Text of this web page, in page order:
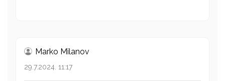
Marko Milanov
29.7.2024. 11:17